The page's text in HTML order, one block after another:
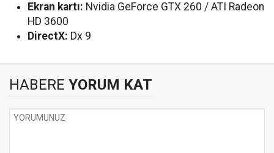
Ekran kartı: Nvidia GeForce GTX 260 / ATI Radeon
HD 3600
DirectX: Dx 9
HABERE YORUM KAT